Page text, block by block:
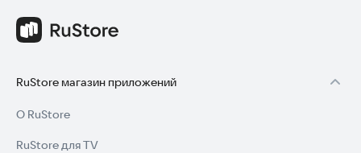
RuStore магазин приложений
О RuStore
RuStore для TV